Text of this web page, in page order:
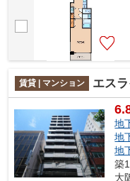
賃貸 | マンション エス
地
地
地
築
大